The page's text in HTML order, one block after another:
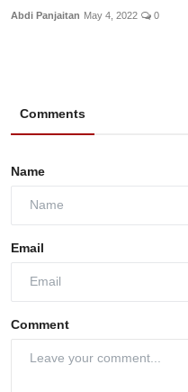
Abdi Panjaitan May 4, 2022 0
Comments
Name
Email
Comment